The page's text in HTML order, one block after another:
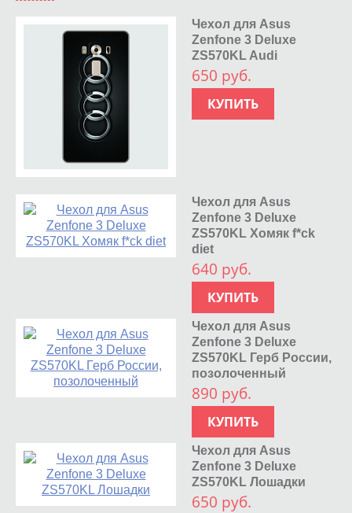
Чехол для Asus
Zenfone 3 Deluxe
ZS570KL Audi
650 руб.
КУПИТЬ
Чехол для Asus
Zenfone 3 Deluxe
ZS570KL Хомяк f*ck
diet
640 руб.
КУПИТЬ
Чехол для Asus
Zenfone 3 Deluxe
ZS570KL Герб России,
позолоченный
890 руб.
КУПИТЬ
Чехол для Asus
Zenfone 3 Deluxe
ZS570KL Лошадки
650 руб.